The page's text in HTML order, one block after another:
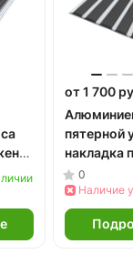
от 1 700
пятерной
накладка
0
Наличие